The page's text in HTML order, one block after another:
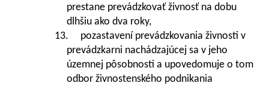
prestane prevádzkovať živnosť na dobu
dlhšiu ako dva roky,
13. pozastavení prevádzkovania živnosti v
prevádzkarni nachádzajúcej sa v jeho
územnej pôsobnosti a upovedomuje o tom
odbor živnostenského podnikania